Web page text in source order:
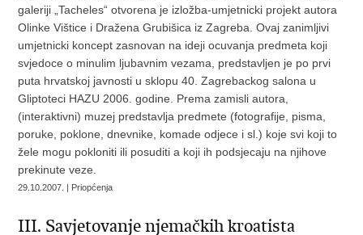
galeriji „Tacheles“ otvorena je izložba-umjetnicki projekt autora
Olinke Vištice i Dražena Grubišica iz Zagreba. Ovaj zanimljivi
umjetnicki koncept zasnovan na ideji ocuvanja predmeta koji
svjedoce o minulim ljubavnim vezama, predstavljen je po prvi
puta hrvatskoj javnosti u sklopu 40. Zagrebackog salona u
Gliptoteci HAZU 2006. godine. Prema zamisli autora,
(interaktivni) muzej predstavlja predmete (fotografije, pisma,
poruke, poklone, dnevnike, komade odjece i sl.) koje svi koji to
žele mogu pokloniti ili posuditi a koji ih podsjecaju na njihove
prekinute veze.
29.10.2007. | Priopćenja
III. Savjetovanje njemačkih kroatista